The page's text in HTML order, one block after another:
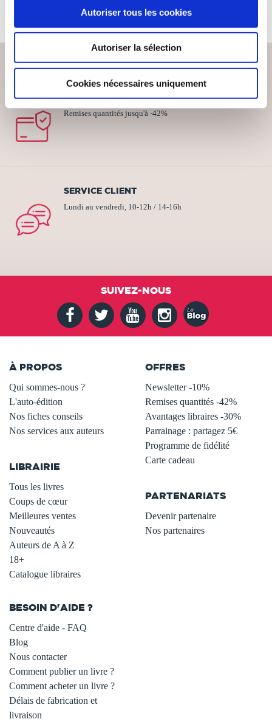
Autoriser tous les cookies
Autoriser la sélection
Cookies nécessaires uniquement
PAIEMENT SÉCURISÉ
Remises quantités jusqu'à -42%
SERVICE CLIENT
Lundi au vendredi, 10-12h / 14-16h
SUIVEZ-NOUS
À PROPOS
Qui sommes-nous ?
L'auto-édition
Nos fiches conseils
Nos services aux auteurs
LIBRAIRIE
Tous les livres
Coups de cœur
Meilleures ventes
Nouveautés
Auteurs de A à Z
18+
Catalogue libraires
OFFRES
Newsletter -10%
Remises quantités -42%
Avantages libraires -30%
Parrainage : partagez 5€
Programme de fidélité
Carte cadeau
PARTENARIATS
Devenir partenaire
Nos partenaires
BESOIN D'AIDE ?
Centre d'aide - FAQ
Blog
Nous contacter
Comment publier un livre ?
Comment acheter un livre ?
Délais de fabrication et
livraison